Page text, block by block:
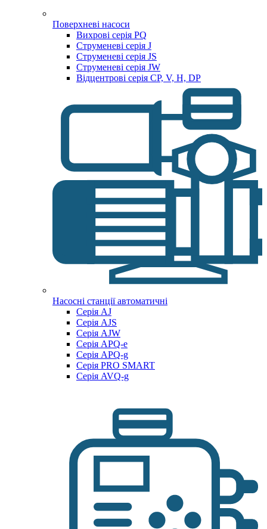
Поверхневі насоси
Вихрові серія PQ
Струменеві серія J
Струменеві серія JS
Струменеві серія JW
Відцентрові серія CP, V, H, DP
Насосні станції автоматичні
Серія AJ
Серія AJS
Серія AJW
Серія APQ-e
Серія APQ-g
Серія PRO SMART
Серія AVQ-g